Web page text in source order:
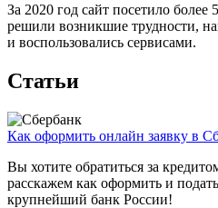
За 2020 год сайт посетило более
решили возникшие трудности,
и воспользовались сервисами.
Статьи
Как оформить онлайн заявку в
Вы хотите обратиться за
расскажем как оформить и
крупнейший банк России!